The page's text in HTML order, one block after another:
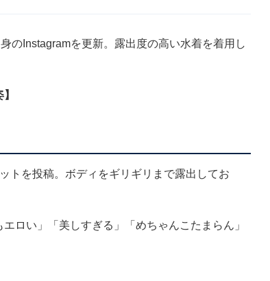
のInstagramを更新。露出度の高い水着を着用し
トを投稿。ボディをギリギリまで露出してお
ロい」「美しすぎる」「めちゃんこたまらん」